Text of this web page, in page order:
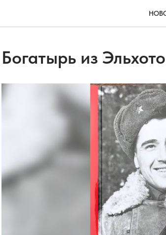
Богатырь из